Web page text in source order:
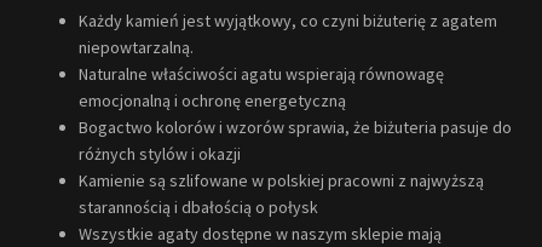
Każdy kamień jest wyjątkowy, co czyni biżuterię z agatem
niepowtarzalną.
Naturalne właściwości agatu wspierają równowagę
emocjonalną i ochronę energetyczną
Bogactwo kolorów i wzorów sprawia, że biżuteria pasuje do
różnych stylów i okazji
Kamienie są szlifowane w polskiej pracowni z najwyższą
starannością i dbałością o połysk
Wszystkie agaty dostępne w naszym sklepie mają